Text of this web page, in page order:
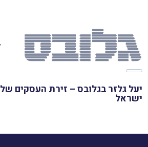
יעל גלזר בגלובס – זירת העסקים של
ישראל